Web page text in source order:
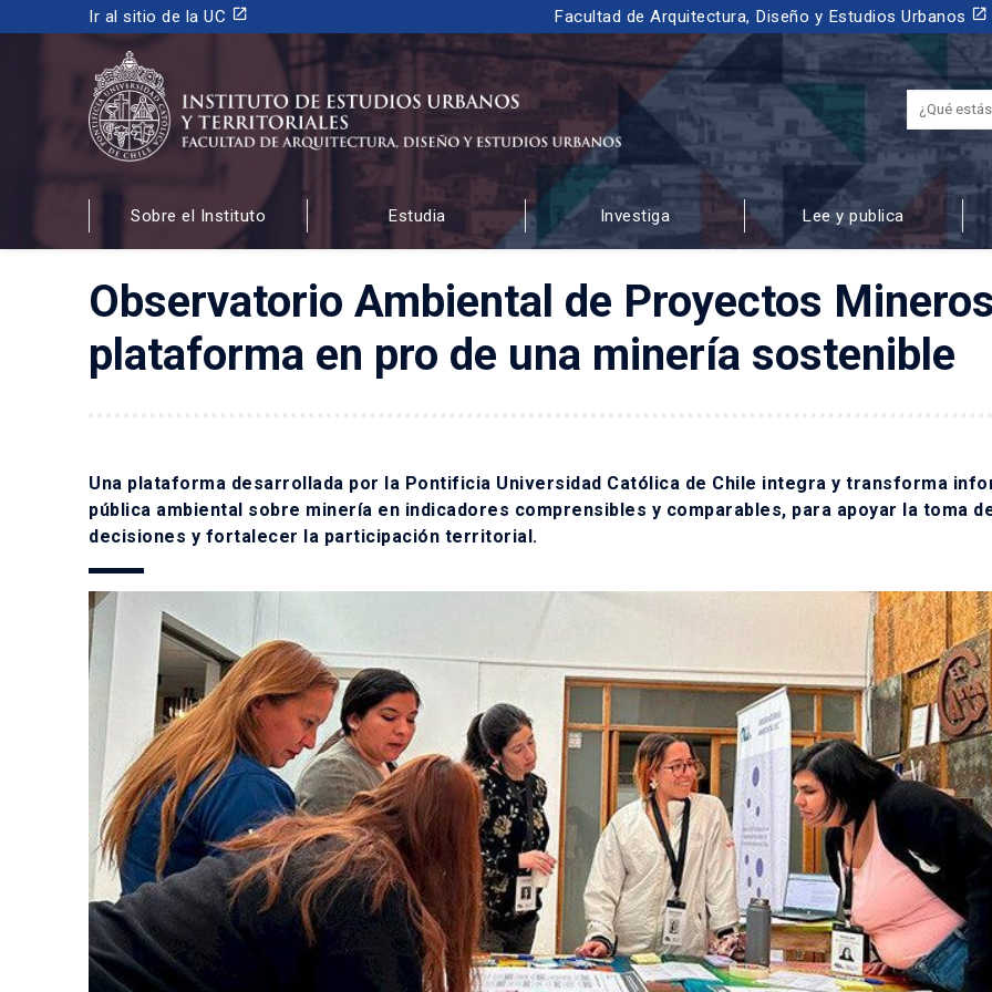
Ir al sitio de la UC launch Facultad de Arquitectura, Diseño y Estudios Urbanos launch
INSTITUTO DE ESTUDIOS URBANOS
Y TERRITORIALES
FACULTAD DE ARQUITECTURA, DISEÑO Y ESTUDIOS URBANOS
Sobre el Instituto Estudia Investiga Lee y publica
Observatorio Ambiental de Proyectos
plataforma en pro de una minería sostenible
Una plataforma desarrollada por la Pontificia Universidad Católica de Chile integra y transforma
pública ambiental sobre minería en indicadores comprensibles y comparables, para apoyar la toma
decisiones y fortalecer la participación territorial.